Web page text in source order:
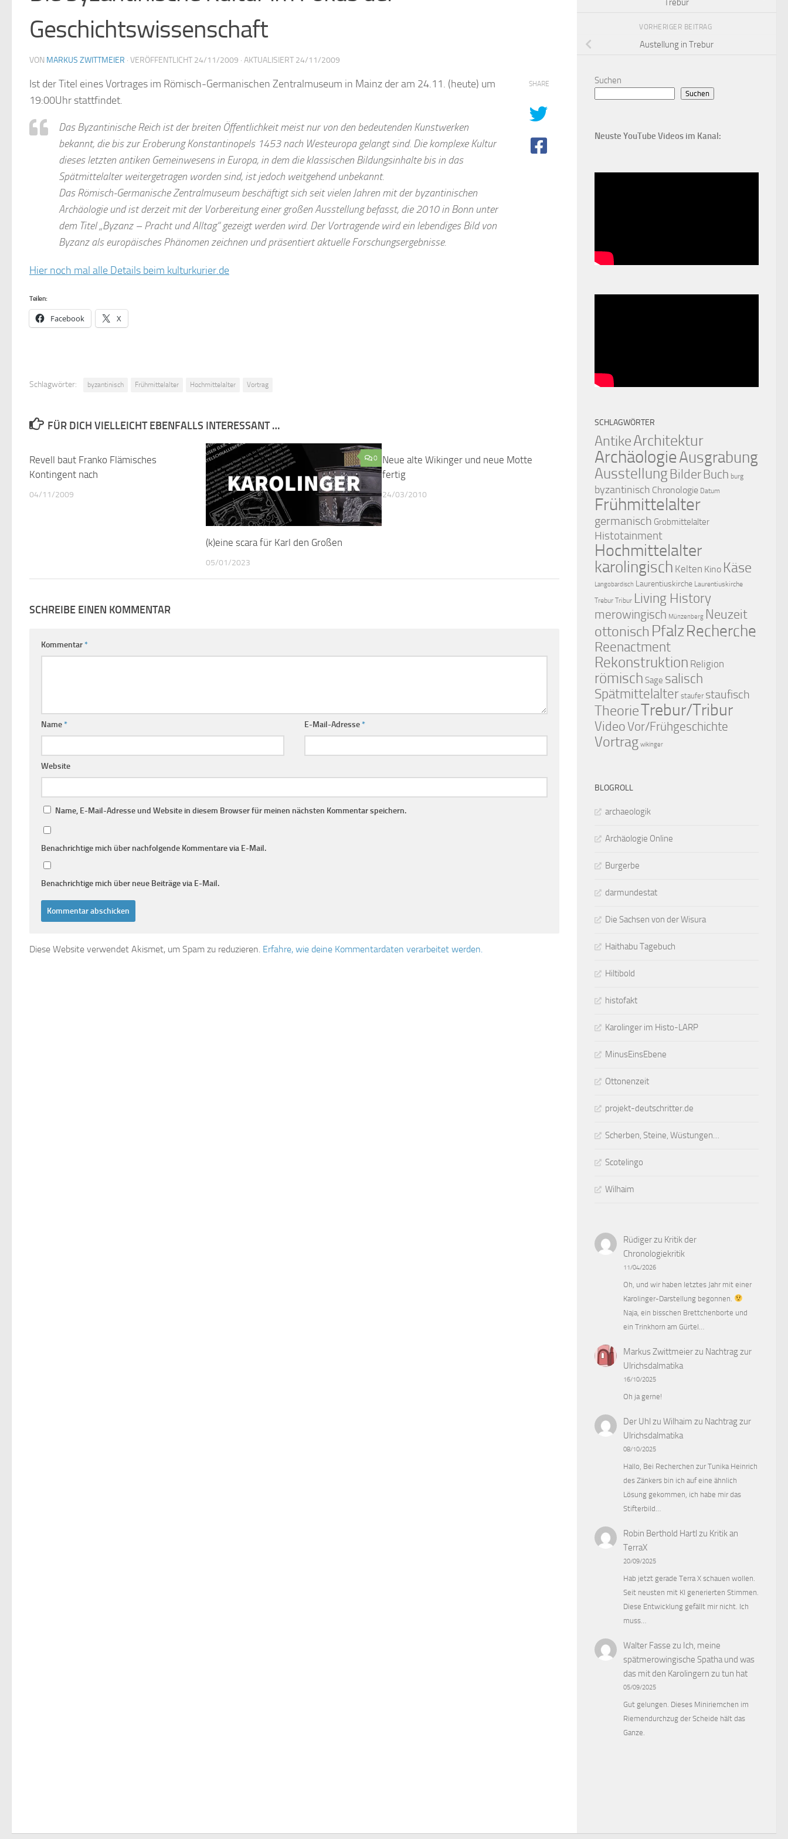
Geschichtswissenschaft
VON MARKUS ZWITTMEIER · VERÖFFENTLICHT 24/11/2009 · AKTUALISIERT 24/11/2009
Ist der Titel eines Vortrages im Römisch-Germanischen Zentralmuseum in Mainz der am 24.11. (heute) um
19:00Uhr stattfindet.
Das Byzantinische Reich ist der breiten Öffentlichkeit meist nur von den bedeutenden Kunstwerken
bekannt, die bis zur Eroberung Konstantinopels 1453 nach Westeuropa gelangt sind. Die komplexe Kultur
dieses letzten antiken Gemeinwesens in Europa, in dem die klassischen Bildungsinhalte bis in das
Spätmittelalter weitergetragen worden sind, ist jedoch weitgehend unbekannt.
Das Römisch-Germanische Zentralmuseum beschäftigt sich seit vielen Jahren mit der byzantinischen
Archäologie und ist derzeit mit der Vorbereitung einer großen Ausstellung befasst, die 2010 in Bonn unter
dem Titel „Byzanz – Pracht und Alltag“ gezeigt werden wird. Der Vortragende wird ein lebendiges Bild von
Byzanz als europäisches Phänomen zeichnen und präsentiert aktuelle Forschungsergebnisse.
Hier noch mal alle Details beim kulturkurier.de
Teilen:
Facebook X
SHARE
Schlagwörter: byzantinisch Frühmittelalter Hochmittelalter Vortrag
FÜR DICH VIELLEICHT EBENFALLS INTERESSANT …
Revell baut Franko Flämisches
Kontingent nach
04/11/2009
0
(k)eine scara für Karl den Großen
05/01/2023
Neue alte Wikinger und neue Motte
fertig
24/03/2010
SCHREIBE EINEN KOMMENTAR
Kommentar*
Name* E-Mail-Adresse*
Website
Name, E-Mail-Adresse und Website in diesem Browser für meinen nächsten Kommentar speichern.
Benachrichtige mich über nachfolgende Kommentare via E-Mail.
Benachrichtige mich über neue Beiträge via E-Mail.
Diese Website verwendet Akismet, um Spam zu reduzieren. Erfahre, wie deine Kommentardaten verarbeitet werden.
Trebur
VORHERIGER BEITRAG
Austellung in Trebur
Suchen
Suchen
Neuste YouTube Videos im Kanal:
SCHLAGWÖRTER
AntikeArchitektur
ArchäologieAusgrabung
AusstellungBilder Buch burg
byzantinisch Chronologie Datum
Frühmittelalter
germanisch Grobmittelalter
Histotainment
Hochmittelalter
karolingisch Kelten Kino Käse
Langobardisch Laurentiuskirche Laurentiuskirche
Trebur Tribur Living History
merowingisch Münzenberg Neuzeit
ottonisch PfalzRecherche
Reenactment
Rekonstruktion Religion
römisch Sage salisch
Spätmittelalter staufer staufisch
TheorieTrebur/Tribur
VideoVor/Frühgeschichte
Vortrag wikinger
BLOGROLL
archaeologik
Archäologie Online
Burgerbe
darmundestat
Die Sachsen von der Wisura
Haithabu Tagebuch
Hiltibold
histofakt
Karolinger im Histo-LARP
MinusEinsEbene
Ottonenzeit
projekt-deutschritter.de
Scherben, Steine, Wüstungen…
Scotelingo
Wilhaim
Rüdigerzu Kritik der
Chronologiekritik
11/04/2026
Oh, und wir haben letztes Jahr mit einer
Karolinger-Darstellung begonnen.
Naja, ein bisschen Brettchenborte und
ein Trinkhorn am Gürtel…
Markus Zwittmeierzu Nachtrag zur
Ulrichsdalmatika
16/10/2025
Oh ja gerne!
Der Uhl zu Wilhaim zu Nachtrag zur
Ulrichsdalmatika
08/10/2025
Hallo, Bei Recherchen zur Tunika Heinrich
des Zänkers bin ich auf eine ähnlich
Lösung gekommen, ich habe mir das
Stifterbild…
Robin Berthold Hartl zu Kritik an
TerraX
20/09/2025
Hab jetzt gerade Terra X schauen wollen.
Seit neusten mit KI generierten Stimmen.
Diese Entwicklung gefällt mir nicht. Ich
muss…
Walter Fasse zu Ich, meine
spätmerowingische Spatha und was
das mit den Karolingern zu tun hat
05/09/2025
Gut gelungen. Dieses Miniriemchen im
Riemendurchzug der Scheide hält das
Ganze.